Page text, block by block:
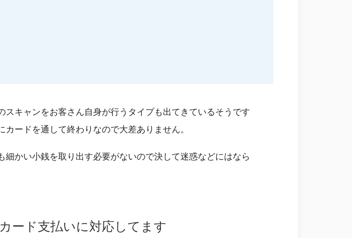
キャンをお客さん自身が行うタイプも出てきているそうです
ードを通して終わりなので大差ありません。
かい小銭を取り出す必要がないので決して迷惑などにはなら
ード支払いに対応してます